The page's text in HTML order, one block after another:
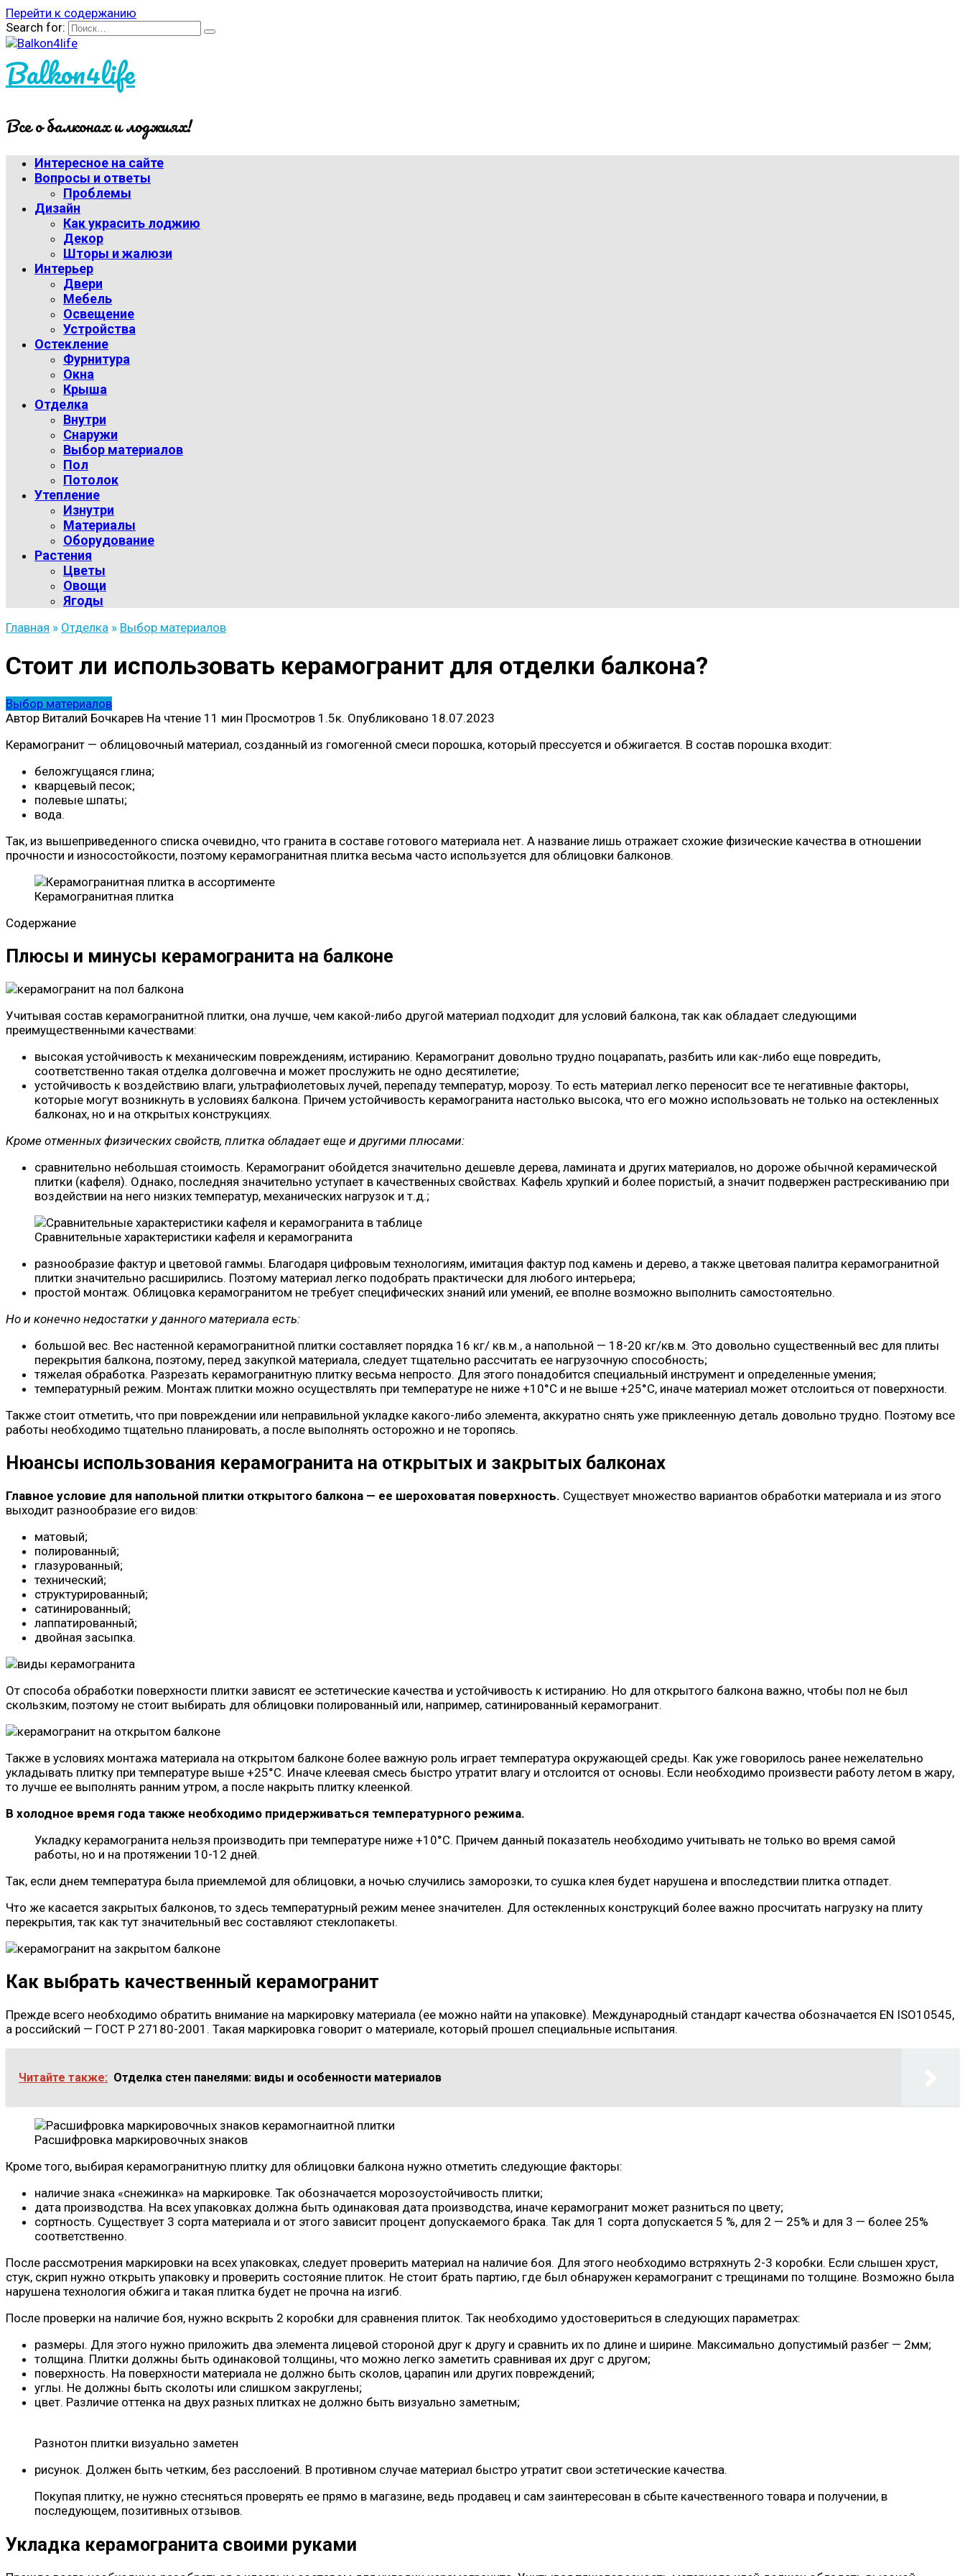
Перейти к содержанию
Search for:
Balkon4life
Все о балконах и лоджиях!
Интересное на сайте
Вопросы и ответы
Проблемы
Дизайн
Как украсить лоджию
Декор
Шторы и жалюзи
Интерьер
Двери
Мебель
Освещение
Устройства
Остекление
Фурнитура
Окна
Крыша
Отделка
Внутри
Снаружи
Выбор материалов
Пол
Потолок
Утепление
Изнутри
Материалы
Оборудование
Растения
Цветы
Овощи
Ягоды
Главная » Отделка » Выбор материалов
Стоит ли использовать керамогранит для отделки балкона?
Выбор материалов
Автор Виталий Бочкарев На чтение 11 мин Просмотров 1.5к. Опубликовано 18.07.2023
Керамогранит — облицовочный материал, созданный из гомогенной смеси порошка, который прессуется и обжигается. В состав порошка входит:
беложгущаяся глина;
кварцевый песок;
полевые шпаты;
вода.
Так, из вышеприведенного списка очевидно, что гранита в составе готового материала нет. А название лишь отражает схожие физические качества в отношении
прочности и износостойкости, поэтому керамогранитная плитка весьма часто используется для облицовки балконов.
Керамогранитная плитка
Содержание
Плюсы и минусы керамогранита на балконе
Учитывая состав керамогранитной плитки, она лучше, чем какой-либо другой материал подходит для условий балкона, так как обладает следующими
преимущественными качествами:
высокая устойчивость к механическим повреждениям, истиранию. Керамогранит довольно трудно поцарапать, разбить или как-либо еще повредить,
соответственно такая отделка долговечна и может прослужить не одно десятилетие;
устойчивость к воздействию влаги, ультрафиолетовых лучей, перепаду температур, морозу. То есть материал легко переносит все те негативные факторы,
которые могут возникнуть в условиях балкона. Причем устойчивость керамогранита настолько высока, что его можно использовать не только на остекленных
балконах, но и на открытых конструкциях.
Кроме отменных физических свойств, плитка обладает еще и другими плюсами:
сравнительно небольшая стоимость. Керамогранит обойдется значительно дешевле дерева, ламината и других материалов, но дороже обычной керамической
плитки (кафеля). Однако, последняя значительно уступает в качественных свойствах. Кафель хрупкий и более пористый, а значит подвержен растрескиванию при
воздействии на него низких температур, механических нагрузок и т.д.;
Сравнительные характеристики кафеля и керамогранита
разнообразие фактур и цветовой гаммы. Благодаря цифровым технологиям, имитация фактур под камень и дерево, а также цветовая палитра керамогранитной
плитки значительно расширились. Поэтому материал легко подобрать практически для любого интерьера;
простой монтаж. Облицовка керамогранитом не требует специфических знаний или умений, ее вполне возможно выполнить самостоятельно.
Но и конечно недостатки у данного материала есть:
большой вес. Вес настенной керамогранитной плитки составляет порядка 16 кг/ кв.м., а напольной — 18-20 кг/кв.м. Это довольно существенный вес для плиты
перекрытия балкона, поэтому, перед закупкой материала, следует тщательно рассчитать ее нагрузочную способность;
тяжелая обработка. Разрезать керамогранитную плитку весьма непросто. Для этого понадобится специальный инструмент и определенные умения;
температурный режим. Монтаж плитки можно осуществлять при температуре не ниже +10°С и не выше +25°С, иначе материал может отслоиться от поверхности.
Также стоит отметить, что при повреждении или неправильной укладке какого-либо элемента, аккуратно снять уже приклеенную деталь довольно трудно. Поэтому все
работы необходимо тщательно планировать, а после выполнять осторожно и не торопясь.
Нюансы использования керамогранита на открытых и закрытых балконах
Главное условие для напольной плитки открытого балкона — ее шероховатая поверхность. Существует множество вариантов обработки материала и из этого
выходит разнообразие его видов:
матовый;
полированный;
глазурованный;
технический;
структурированный;
сатинированный;
лаппатированный;
двойная засыпка.
От способа обработки поверхности плитки зависят ее эстетические качества и устойчивость к истиранию. Но для открытого балкона важно, чтобы пол не был
скользким, поэтому не стоит выбирать для облицовки полированный или, например, сатинированный керамогранит.
Также в условиях монтажа материала на открытом балконе более важную роль играет температура окружающей среды. Как уже говорилось ранее нежелательно
укладывать плитку при температуре выше +25°С. Иначе клеевая смесь быстро утратит влагу и отслоится от основы. Если необходимо произвести работу летом в жару,
то лучше ее выполнять ранним утром, а после накрыть плитку клеенкой.
В холодное время года также необходимо придерживаться температурного режима.
Укладку керамогранита нельзя производить при температуре ниже +10°С. Причем данный показатель необходимо учитывать не только во время самой
работы, но и на протяжении 10-12 дней.
Так, если днем температура была приемлемой для облицовки, а ночью случились заморозки, то сушка клея будет нарушена и впоследствии плитка отпадет.
Что же касается закрытых балконов, то здесь температурный режим менее значителен. Для остекленных конструкций более важно просчитать нагрузку на плиту
перекрытия, так как тут значительный вес составляют стеклопакеты.
Как выбрать качественный керамогранит
Прежде всего необходимо обратить внимание на маркировку материала (ее можно найти на упаковке). Международный стандарт качества обозначается EN ISO10545,
а российский — ГОСТ Р 27180-2001. Такая маркировка говорит о материале, который прошел специальные испытания.
Читайте также: Отделка стен панелями: виды и особенности материалов
Расшифровка маркировочных знаков
Кроме того, выбирая керамогранитную плитку для облицовки балкона нужно отметить следующие факторы:
наличие знака «снежинка» на маркировке. Так обозначается морозоустойчивость плитки;
дата производства. На всех упаковках должна быть одинаковая дата производства, иначе керамогранит может разниться по цвету;
сортность. Существует 3 сорта материала и от этого зависит процент допускаемого брака. Так для 1 сорта допускается 5 %, для 2 — 25% и для 3 — более 25%
соответственно.
После рассмотрения маркировки на всех упаковках, следует проверить материал на наличие боя. Для этого необходимо встряхнуть 2-3 коробки. Если слышен хруст,
стук, скрип нужно открыть упаковку и проверить состояние плиток. Не стоит брать партию, где был обнаружен керамогранит с трещинами по толщине. Возможно была
нарушена технология обжига и такая плитка будет не прочна на изгиб.
После проверки на наличие боя, нужно вскрыть 2 коробки для сравнения плиток. Так необходимо удостовериться в следующих параметрах:
размеры. Для этого нужно приложить два элемента лицевой стороной друг к другу и сравнить их по длине и ширине. Максимально допустимый разбег — 2мм;
толщина. Плитки должны быть одинаковой толщины, что можно легко заметить сравнивая их друг с другом;
поверхность. На поверхности материала не должно быть сколов, царапин или других повреждений;
углы. Не должны быть сколоты или слишком закруглены;
цвет. Различие оттенка на двух разных плитках не должно быть визуально заметным;
Разнотон плитки визуально заметен
рисунок. Должен быть четким, без расслоений. В противном случае материал быстро утратит свои эстетические качества.
Покупая плитку, не нужно стесняться проверять ее прямо в магазине, ведь продавец и сам заинтересован в сбыте качественного товара и получении, в
последующем, позитивных отзывов.
Укладка керамогранита своими руками